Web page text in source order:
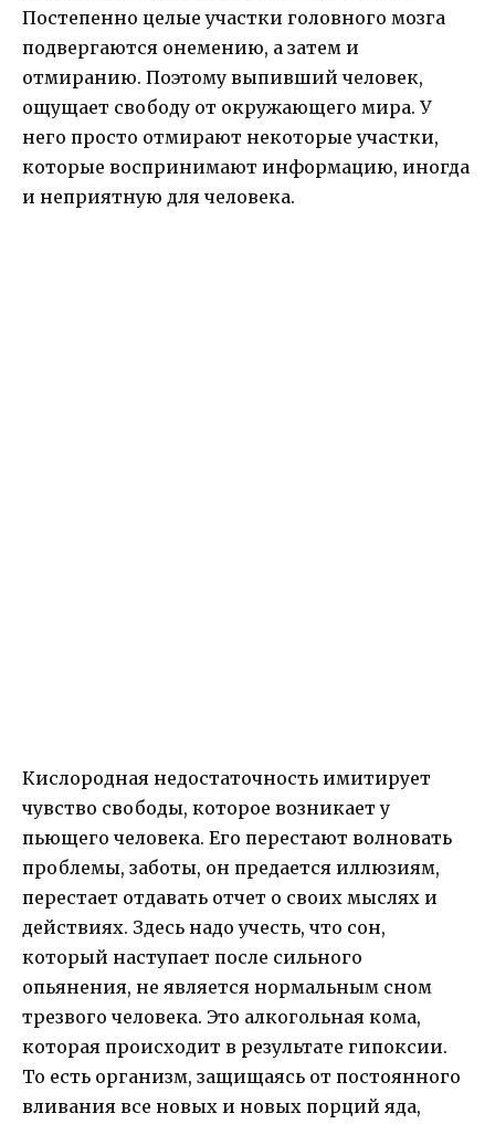
Постепенно целые участки головного мозга
подвергаются онемению, а затем и
отмиранию. Поэтому выпивший человек,
ощущает свободу от окружающего мира. У
него просто отмирают некоторые участки,
которые воспринимают информацию, иногда
и неприятную для человека.
Кислородная недостаточность имитирует
чувство свободы, которое возникает у
пьющего человека. Его перестают волновать
проблемы, заботы, он предается иллюзиям,
перестает отдавать отчет о своих мыслях и
действиях. Здесь надо учесть, что сон,
который наступает после сильного
опьянения, не является нормальным сном
трезвого человека. Это алкогольная кома,
которая происходит в результате гипоксии.
То есть организм, защищаясь от постоянного
вливания все новых и новых порций яда,